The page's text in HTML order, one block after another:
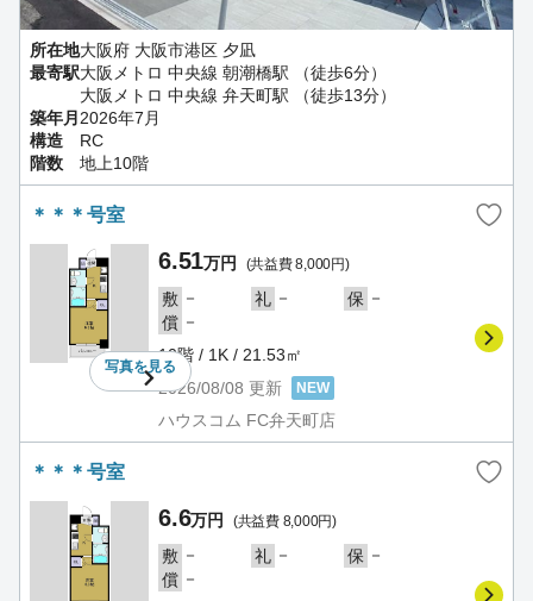
所在地大阪府 大阪市港区 夕凪
最寄駅大阪メトロ 中央線 朝潮橋駅 （徒歩6分）
大阪メトロ 中央線 弁天町駅 （徒歩13分）
築年月 2026年7月
構造
RC
階数
地上10階
＊＊＊号室
写真を見る
6.51万円 (共益費 8,000円)
敷 － 礼 － 保 －
償 －
10階 / 1K / 21.53㎡
2026/08/08 更新 NEW
ハウスコム FC弁天町店
＊＊＊号室
6.6万円 (共益費 8,000円)
敷 － 礼 － 保 －
償 －